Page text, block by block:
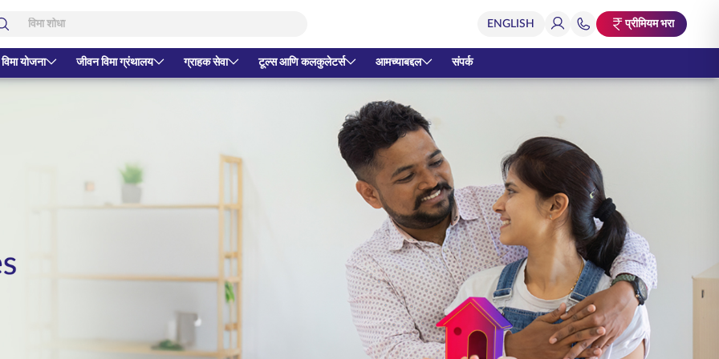
प्रीमियम भरा
योजना जीवन विमा ग्रंथालय ग्राहक सेवा टूल्स आणि कलकुलेटर्स आमच्याबद्दल संपर्क